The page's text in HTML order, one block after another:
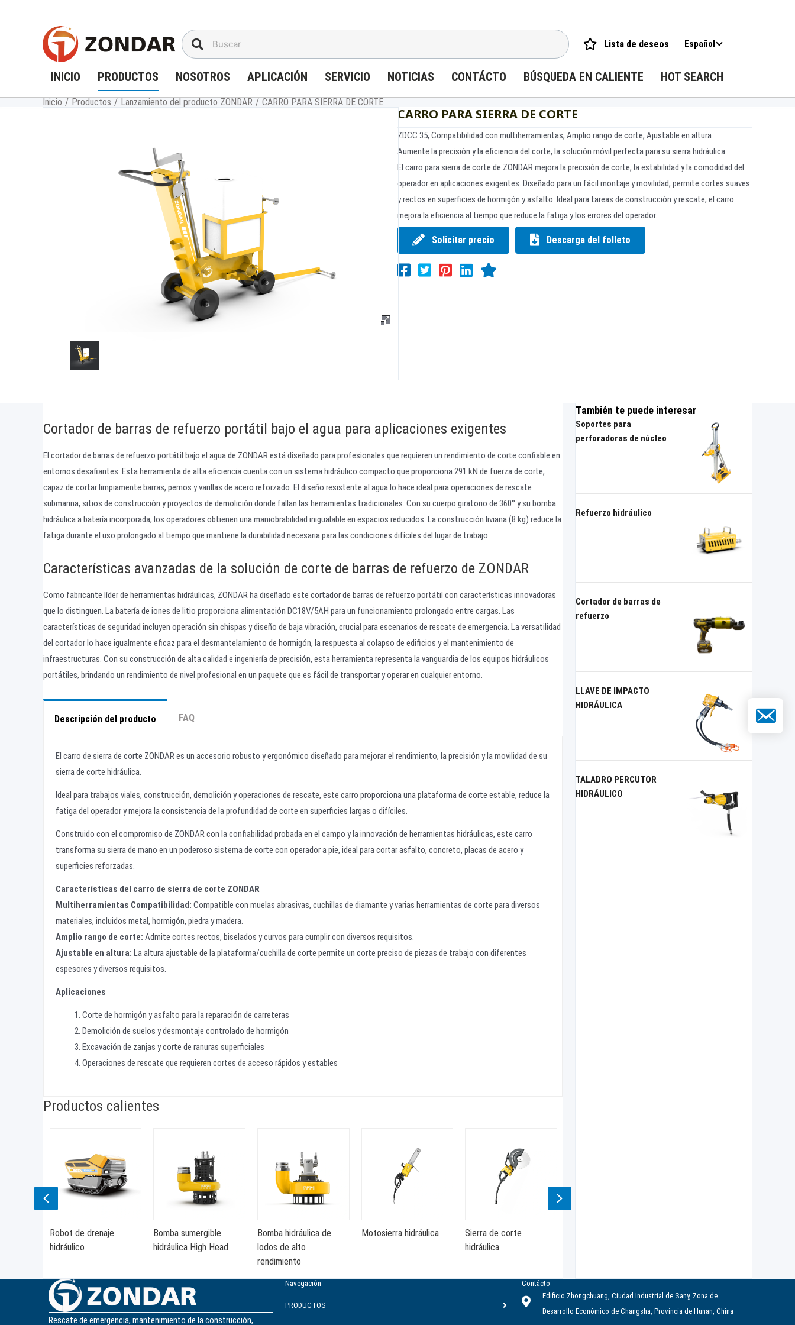
Lista de deseos Español
INICIO PRODUCTOS NOSOTROS APLICACIÓN SERVICIO NOTICIAS CONTÁCTO BÚSQUEDA EN CALIENTE HOT SEARCH
Inicio / Productos / Lanzamiento del producto ZONDAR / CARRO PARA SIERRA DE CORTE
CARRO PARA SIERRA DE CORTE
ZDCC 35, Compatibilidad con multiherramientas, Amplio rango de corte, Ajustable en altura
Aumente la precisión y la eficiencia del corte, la solución móvil perfecta para su sierra hidráulica
El carro para sierra de corte de ZONDAR mejora la precisión de corte, la estabilidad y la comodidad del
operador en aplicaciones exigentes. Diseñado para un fácil montaje y movilidad, permite cortes suaves
y rectos en superficies de hormigón y asfalto. Ideal para tareas de construcción y rescate, el carro
mejora la eficiencia al tiempo que reduce la fatiga y los errores del operador.
Solicitar precio Descarga del folleto
Cortador de barras de refuerzo portátil bajo el agua para aplicaciones exigentes
El cortador de barras de refuerzo portátil bajo el agua de ZONDAR está diseñado para profesionales que requieren un rendimiento de corte confiable en
entornos desafiantes. Esta herramienta de alta eficiencia cuenta con un sistema hidráulico compacto que proporciona 291 kN de fuerza de corte,
capaz de cortar limpiamente barras, pernos y varillas de acero reforzado. El diseño resistente al agua lo hace ideal para operaciones de rescate
submarina, sitios de construcción y proyectos de demolición donde fallan las herramientas tradicionales. Con su cuerpo giratorio de 360° y su bomba
hidráulica a batería incorporada, los operadores obtienen una maniobrabilidad inigualable en espacios reducidos. La construcción liviana (8 kg) reduce la
fatiga durante el uso prolongado al tiempo que mantiene la durabilidad necesaria para las condiciones difíciles del lugar de trabajo.
Características avanzadas de la solución de corte de barras de refuerzo de ZONDAR
Como fabricante líder de herramientas hidráulicas, ZONDAR ha diseñado este cortador de barras de refuerzo portátil con características innovadoras
que lo distinguen. La batería de iones de litio proporciona alimentación DC18V/5AH para un funcionamiento prolongado entre cargas. Las
características de seguridad incluyen operación sin chispas y diseño de baja vibración, crucial para escenarios de rescate de emergencia. La versatilidad
del cortador lo hace igualmente eficaz para el desmantelamiento de hormigón, la respuesta al colapso de edificios y el mantenimiento de
infraestructuras. Con su construcción de alta calidad e ingeniería de precisión, esta herramienta representa la vanguardia de los equipos hidráulicos
portátiles, brindando un rendimiento de nivel profesional en un paquete que es fácil de transportar y operar en cualquier entorno.
Descripción del producto FAQ
El carro de sierra de corte ZONDAR es un accesorio robusto y ergonómico diseñado para mejorar el rendimiento, la precisión y la movilidad de su
sierra de corte hidráulica.
Ideal para trabajos viales, construcción, demolición y operaciones de rescate, este carro proporciona una plataforma de corte estable, reduce la
fatiga del operador y mejora la consistencia de la profundidad de corte en superficies largas o difíciles.
Construido con el compromiso de ZONDAR con la confiabilidad probada en el campo y la innovación de herramientas hidráulicas, este carro
transforma su sierra de mano en un poderoso sistema de corte con operador a pie, ideal para cortar asfalto, concreto, placas de acero y
superficies reforzadas.
Características del carro de sierra de corte ZONDAR
Multiherramientas Compatibilidad: Compatible con muelas abrasivas, cuchillas de diamante y varias herramientas de corte para diversos
materiales, incluidos metal, hormigón, piedra y madera.
Amplio rango de corte: Admite cortes rectos, biselados y curvos para cumplir con diversos requisitos.
Ajustable en altura: La altura ajustable de la plataforma/cuchilla de corte permite un corte preciso de piezas de trabajo con diferentes
espesores y diversos requisitos.
Aplicaciones
Corte de hormigón y asfalto para la reparación de carreteras
Demolición de suelos y desmontaje controlado de hormigón
Excavación de zanjas y corte de ranuras superficiales
Operaciones de rescate que requieren cortes de acceso rápidos y estables
Productos calientes
Robot de drenaje
hidráulico
Bomba sumergible
hidráulica High Head
Bomba hidráulica de
lodos de alto
rendimiento
Motosierra hidráulica
Sierra de corte
hidráulica
Previous Next
También te puede interesar
Soportes para
perforadoras de núcleo
Refuerzo hidráulico
Cortador de barras de
refuerzo
LLAVE DE IMPACTO
HIDRÁULICA
TALADRO PERCUTOR
HIDRÁULICO
Rescate de emergencia, mantenimiento de la construcción,
Navegación
PRODUCTOS
Contácto
Edificio Zhongchuang, Ciudad Industrial de Sany, Zona de
Desarrollo Económico de Changsha, Provincia de Hunan, China
Correo